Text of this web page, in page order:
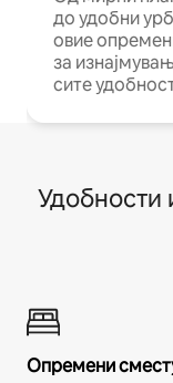
до удобни
овие
за
сите
Удобности
Опремени